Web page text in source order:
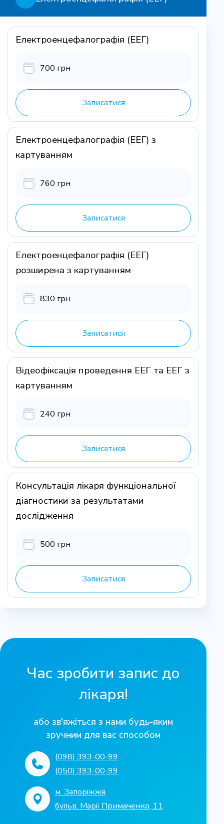
Електроенцефалографія (ЕЕГ)
700 грн
Записатися
Електроенцефалографія (ЕЕГ) з
картуванням
760 грн
Записатися
Електроенцефалографія (ЕЕГ)
розширена з картуванням
830 грн
Записатися
Відеофіксація проведення ЕЕГ та ЕЕГ з
картуванням
240 грн
Записатися
Консультація лікаря функціональної
діагностики за результатами
дослідження
500 грн
Записатися
Час зробити запис до
лікаря!
або зв'яжіться з нами будь-яким
зручним для вас способом
(098) 393-00-99
(050) 393-00-99
м. Запоріжжя
бульв. Марії Примаченко, 11